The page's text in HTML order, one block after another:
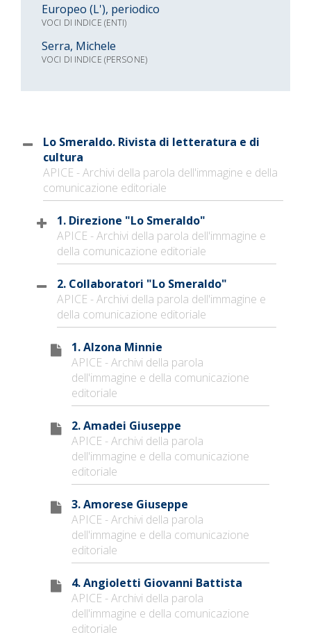
Europeo (L'), periodico
VOCI DI INDICE (ENTI)
Serra, Michele
VOCI DI INDICE (PERSONE)
Lo Smeraldo. Rivista di letteratura e di
cultura
APICE - Archivi della parola dell'immagine e della
comunicazione editoriale
1. Direzione "Lo Smeraldo"
APICE - Archivi della parola dell'immagine e
della comunicazione editoriale
2. Collaboratori "Lo Smeraldo"
APICE - Archivi della parola dell'immagine e
della comunicazione editoriale
1. Alzona Minnie
APICE - Archivi della parola
dell'immagine e della comunicazione
editoriale
2. Amadei Giuseppe
APICE - Archivi della parola
dell'immagine e della comunicazione
editoriale
3. Amorese Giuseppe
APICE - Archivi della parola
dell'immagine e della comunicazione
editoriale
4. Angioletti Giovanni Battista
APICE - Archivi della parola
dell'immagine e della comunicazione
editoriale